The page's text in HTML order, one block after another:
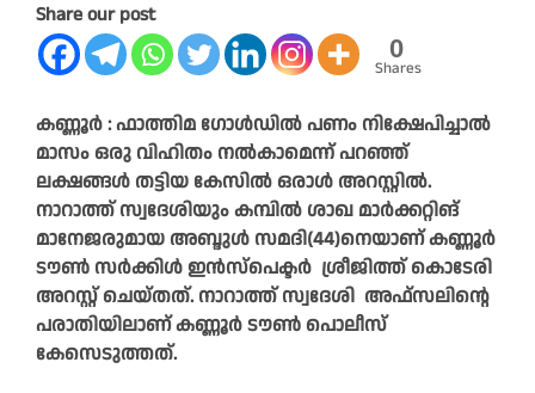
Share our post
0
Shares
കണ്ണൂർ : ഫാത്തിമ ഗോൾഡിൽ പണം നിക്ഷേപിച്ചാൽ
മാസം ഒരു വിഹിതം നൽകാമെന്ന് പറഞ്ഞ്
ലക്ഷങ്ങൾ തട്ടിയ കേസിൽ ഒരാൾ അറസ്റ്റിൽ.
നാറാത്ത് സ്വദേശിയും കമ്പിൽ ശാഖ മാർക്കറ്റിങ്
മാനേജരുമായ അബ്ദുൾ സമദി(44)നെയാണ് കണ്ണൂർ
ടൗൺ സർക്കിൾ ഇൻസ്പെക്ടർ ശ്രീജിത്ത് കൊടേരി
അറസ്റ്റ് ചെയ്തത്. നാറാത്ത് സ്വദേശി അഫ്സലിന്റെ
പരാതിയിലാണ് കണ്ണൂർ ടൗൺ പൊലീസ്
കേസെടുത്തത്.